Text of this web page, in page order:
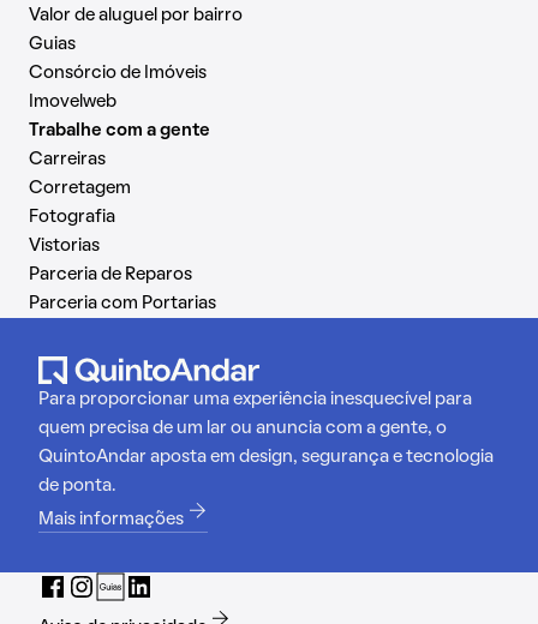
Valor de aluguel por bairro
Guias
Consórcio de Imóveis
Imovelweb
Trabalhe com a gente
Carreiras
Corretagem
Fotografia
Vistorias
Parceria de Reparos
Parceria com Portarias
Para proporcionar uma experiência inesquecível para
quem precisa de um lar ou anuncia com a gente, o
QuintoAndar aposta em design, segurança e tecnologia
de ponta.
Mais informações